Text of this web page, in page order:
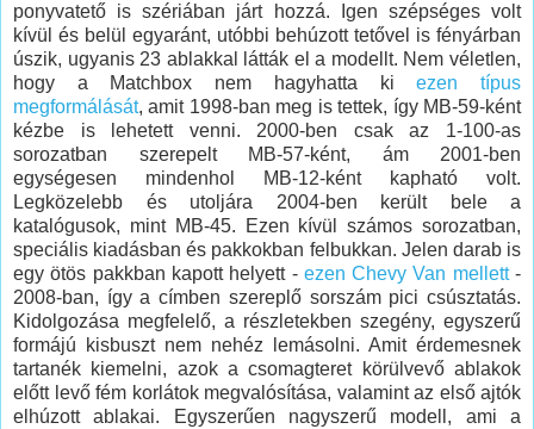
ponyvatető is szériában járt hozzá. Igen szépséges volt
kívül és belül egyaránt, utóbbi behúzott tetővel is fényárban
úszik, ugyanis 23 ablakkal látták el a modellt. Nem véletlen,
hogy a Matchbox nem hagyhatta kiezen típus
megformálását, amit 1998-ban meg is tettek, így MB-59-ként
kézbe is lehetett venni. 2000-ben csak az 1-100-as
sorozatban szerepelt MB-57-ként, ám 2001-ben
egységesen mindenhol MB-12-ként kapható volt.
Legközelebb és utoljára 2004-ben került bele a
katalógusok, mint MB-45. Ezen kívül számos sorozatban,
speciális kiadásban és pakkokban felbukkan. Jelen darab is
egy ötös pakkban kapott helyett - ezen Chevy Van mellett-
2008-ban, így a címben szereplő sorszám pici csúsztatás.
Kidolgozása megfelelő, a részletekben szegény, egyszerű
formájú kisbuszt nem nehéz lemásolni. Amit érdemesnek
tartanék kiemelni, azok a csomagteret körülvevő ablakok
előtt levő fém korlátok megvalósítása, valamint az első ajtók
elhúzott ablakai. Egyszerűen nagyszerű modell, ami a